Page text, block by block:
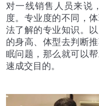
对一线销售人员来说
度。专业度的不同，
法了解的专业知识。
的身高、体型去判断
眠问题，那么就可以
速成交目的。